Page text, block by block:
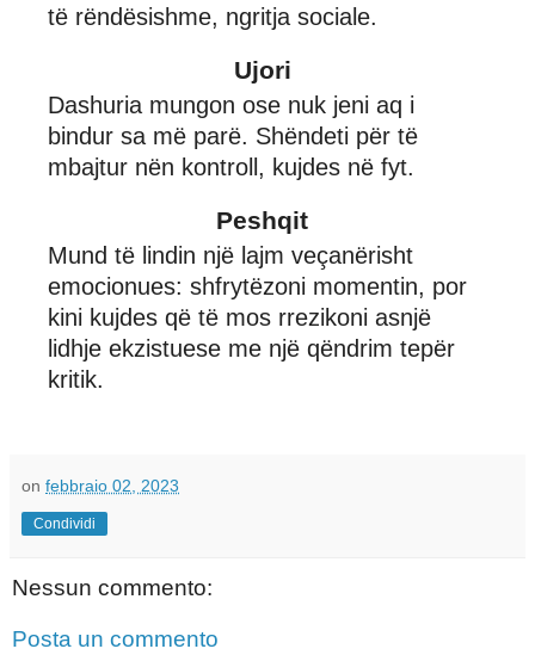
të rëndësishme, ngritja sociale.
Ujori
Dashuria mungon ose nuk jeni aq i
bindur sa më parë. Shëndeti për të
mbajtur nën kontroll, kujdes në fyt.
Peshqit
Mund të lindin një lajm veçanërisht
emocionues: shfrytëzoni momentin, por
kini kujdes që të mos rrezikoni asnjë
lidhje ekzistuese me një qëndrim tepër
kritik.
on febbraio 02, 2023
Condividi
Nessun commento:
Posta un commento